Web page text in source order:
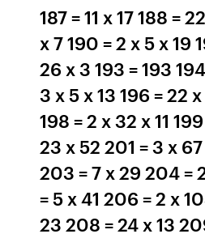
187 = 11 x 17 188 =
x 7 190 = 2 x 5 x 19
26 x 3 193 = 193
3 x 5 x 13 196 = 22 x
198 = 2 x 32 x 11
23 x 52 201 = 3 x
203 = 7 x 29 204 =
= 5 x 41 206 = 2 x
23 208 = 24 x 13